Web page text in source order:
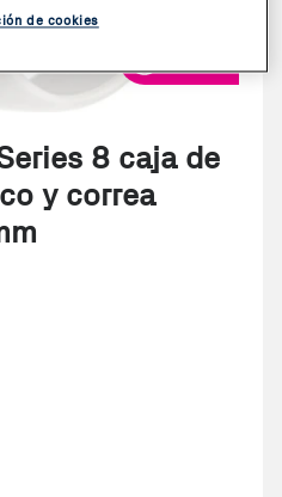
8 caja de
y correa
de cookies